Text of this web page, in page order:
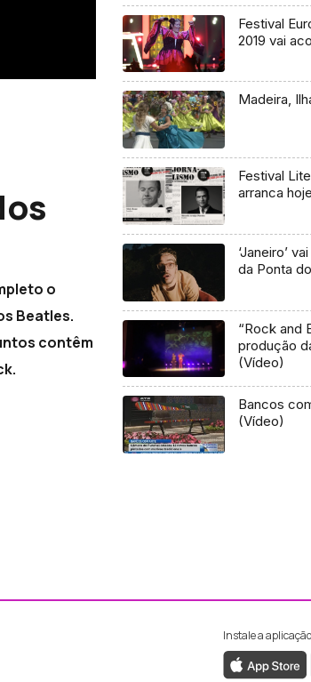
o
Beatles.
contêm
Festival
2019 vai
Madeira,
Festival
arranca hoje
‘Janeiro’
da Ponta
“Rock and
produção
(Vídeo)
Bancos
(Vídeo)
ao Facebook da RTP
ao Instagram da RTP
Instale a aplicação